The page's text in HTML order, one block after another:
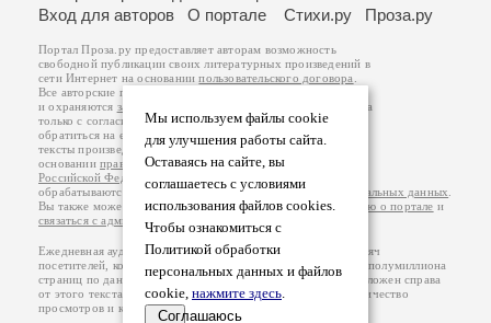
Мы используем файлы cookie
для улучшения работы сайта.
Оставаясь на сайте, вы
соглашаетесь с условиями
использования файлов cookies.
Чтобы ознакомиться с
Политикой обработки
персональных данных и файлов
cookie, нажмите здесь.
Соглашаюсь
Вход для авторов
О портале Стихи.ру Проза.ру
Портал Проза.ру предоставляет авторам возможность
свободной публикации своих литературных произведений в
сети Интернет на основаниипользовательского договора
Все авторские права на произведения принадлежат авторам
и охраняются законом
. Перепечатка произведений возможна
только с согласия его автора, к которому вы можете
обратиться на его авторской странице. Ответственность за
тексты произведений авторы несут самостоятельно на
основанииправил публикацииизаконодательства
Российской Федерации
обрабатываются на основанииПолитики обработки персональных данных
Вы также можете посмотреть более подробнуюинформацию о портале и
связаться с администрацией
Ежедневная аудитория портала Проза.ру – порядка 100 тысяч
посетителей, которые в общей сумме просматривают более полумиллиона
страниц по данным счетчика посещаемости, который расположен справа
от этого текста. В каждой графе указано по две цифры: количество
просмотров и количество посетителей.